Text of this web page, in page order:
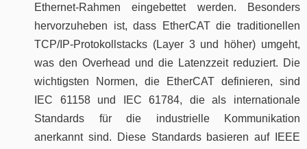
Ethernet-Rahmen eingebettet werden. Besonders
hervorzuheben ist, dass EtherCAT die traditionellen
TCP/IP-Protokollstacks (Layer 3 und höher) umgeht,
was den Overhead und die Latenzzeit reduziert. Die
wichtigsten Normen, die EtherCAT definieren, sind
IEC 61158 und IEC 61784, die als internationale
Standards für die industrielle Kommunikation
anerkannt sind. Diese Standards basieren auf IEEE